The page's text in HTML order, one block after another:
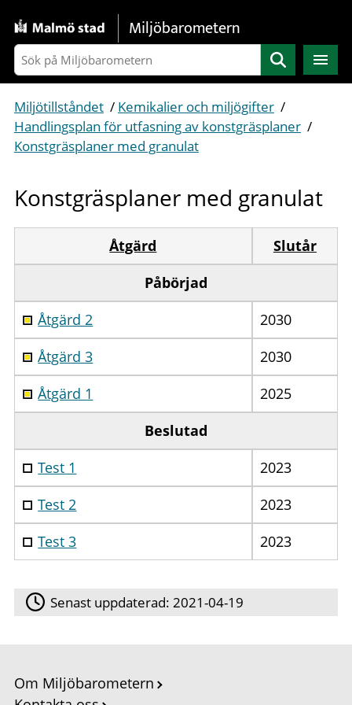
Gå direkt till sidans innehåll
Miljöbarometern
Sök
Miljötillståndet / Kemikalier och miljögifter /
Handlingsplan för utfasning av konstgräsplaner /
Konstgräsplaner med granulat
Konstgräsplaner med granulat
Åtgärd
Slutår
Påbörjad
Åtgärd 2
2030
Åtgärd 3
2030
Åtgärd 1
2025
Beslutad
Test 1
2023
Test 2
2023
Test 3
2023
Senast uppdaterad:2021-04-19
Om Miljöbarometern